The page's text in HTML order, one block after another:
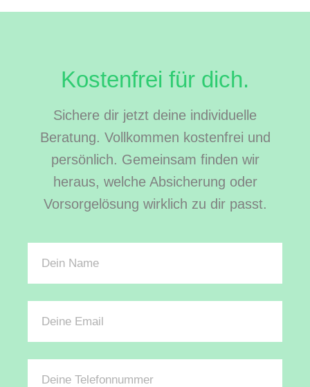
Kostenfrei für dich.
Sichere dir jetzt deine individuelle
Beratung. Vollkommen kostenfrei und
persönlich. Gemeinsam finden wir
heraus, welche Absicherung oder
Vorsorgelösung wirklich zu dir passt.